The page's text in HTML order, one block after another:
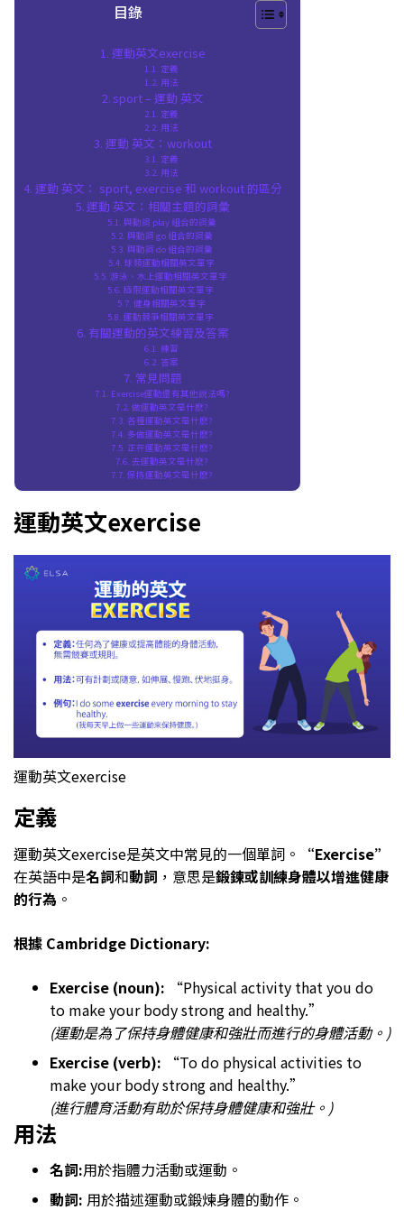
目錄
運動英文exercise
定義
用法
sport – 運動 英文
定義
用法
運動 英文：workout
定義
用法
運動 英文： sport, exercise 和 workout 的區分
運動 英文：相關主題的詞彙
與動詞 play 組合的詞彙
與動詞 go 組合的詞彙
與動詞 do 組合的詞彙
球類運動相關英文單字
游泳、水上運動相關英文單字
極限運動相關英文單字
健身相關英文單字
運動競爭相關英文單字
有關運動的英文練習及答案
練習
答案
常見問題
Exercise運動還有其他説法嗎?
做運動英文是什麽?
各種運動英文是什麽?
多做運動英文是什麽?
正在運動英文是什麽?
去運動英文是什麽?
保持運動英文是什麽?
運動英文exercise
運動英文exercise
定義
運動英文exercise是英文中常見的一個單詞。
“Exercise”
在英語中是名詞和動詞 ，意思是鍛鍊或訓練身體以增進健康
的行為 。
根據 Cambridge Dictionary:
Exercise (noun): “Physical activity that you do
to make your body strong and healthy.”
(運動是為了保持身體健康和強壯而進行的身體活動。)
Exercise (verb): “To do physical activities to
make your body strong and healthy.”
(進行體育活動有助於保持身體健康和強壯。)
用法
名詞:用於指體力活動或運動。
動詞: 用於描述運動或鍛煉身體的動作。